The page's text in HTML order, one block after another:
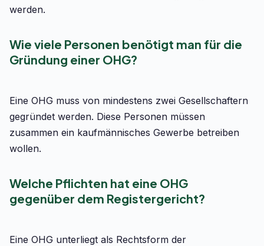
werden.
Wie viele Personen benötigt man für die
Gründung einer OHG?
Eine OHG muss von mindestens zwei Gesellschaftern
gegründet werden. Diese Personen müssen
zusammen ein kaufmännisches Gewerbe betreiben
wollen.
Welche Pflichten hat eine OHG
gegenüber dem Registergericht?
Eine OHG unterliegt als Rechtsform der